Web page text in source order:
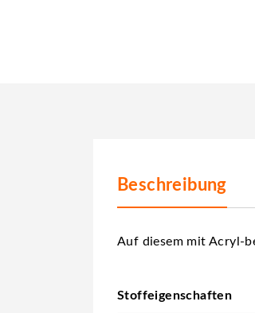
Beschreibung
Auf diesem mit Acryl-
Stoffeigenschaften